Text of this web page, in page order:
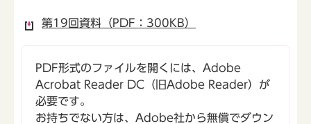
第19回資料（PDF：300KB）
PDF形式のファイルを開くには、Adobe
Acrobat Reader DC（旧Adobe Reader）が
必要です。
お持ちでない方は、Adobe社から無償でダウン